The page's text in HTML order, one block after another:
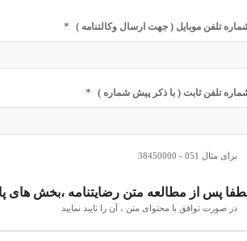
تلفن موبایل ( جهت ارسال وکالتنامه ) *
تلفن ثابت ( با ذکر پیش شماره ) *
برای مثال 051 - 38450000
پس از مطالعه متن رضایتنامه ،بخش های
در صورت توافق با محتوای متن ، آن را تایید نمایید